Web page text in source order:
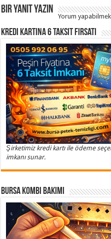
Bir yanıt yazın
Yorum
Kredi Kartına 6 Taksit Fırsatı
Şirketimiz kredi kartı ile ödeme
imkanı sunar.
Bursa Kombi Bakımı